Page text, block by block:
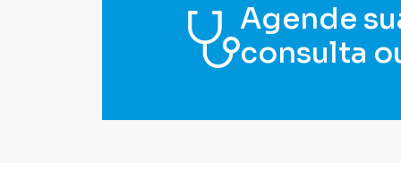
Agende
consulta